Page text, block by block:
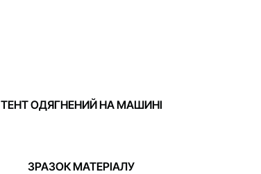
ТЕНТ ОДЯГНЕНИЙ НА МАШИНІ
ЗРАЗОК МАТЕРІАЛУ